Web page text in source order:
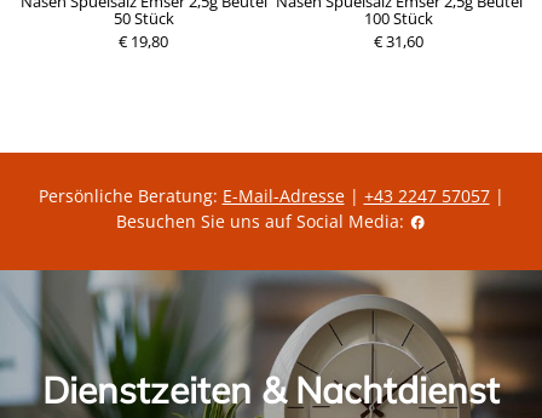
50 Stück
€ 19,80
100 Stück
€ 31,60
Persönliche Beratung: E-Mail-Adresse| +43 2247 57057|
Besuchen Sie uns auf Social Media:
Dienstzeiten & Nachtdienst